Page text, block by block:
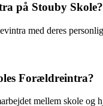
på Stouby Skole?
med deres
Forældreintra?
mellem skole